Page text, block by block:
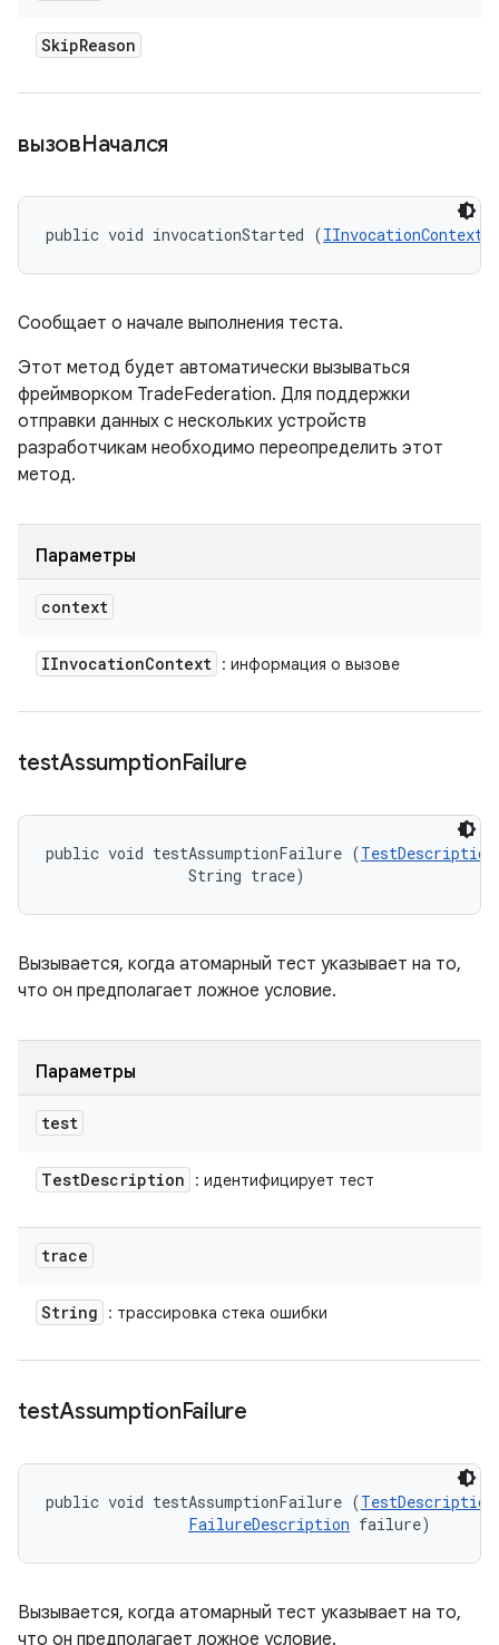
SkipReason
вызовНачался
public void invocationStarted (IInvocationContext
Сообщает о начале выполнения теста.
Этот метод будет автоматически вызываться
фреймворком TradeFederation. Для поддержки
отправки данных с нескольких устройств
разработчикам необходимо переопределить этот
метод.
Параметры
context
IInvocationContext : информация о вызове
testAssumptionFailure
public void testAssumptionFailure (TestDescription
                String trace)
Вызывается, когда атомарный тест указывает на то,
что он предполагает ложное условие.
Параметры
test
TestDescription : идентифицирует тест
trace
String : трассировка стека ошибки
testAssumptionFailure
public void testAssumptionFailure (TestDescription
FailureDescription failure)
Вызывается, когда атомарный тест указывает на то,
что он предполагает ложное условие.